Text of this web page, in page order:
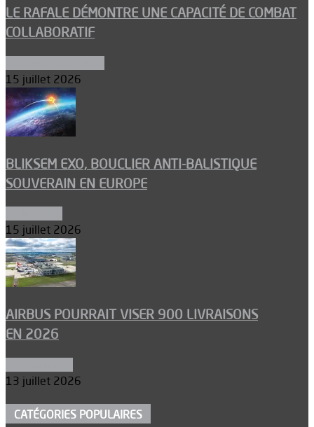
LE RAFALE DÉMONTRE UNE CAPACITÉ DE COMBAT
COLLABORATIF
15 juillet 2026
BLIKSEM EXO, BOUCLIER ANTI-BALISTIQUE
SOUVERAIN EN EUROPE
15 juillet 2026
AIRBUS POURRAIT VISER 900 LIVRAISONS
EN 2026
13 juillet 2026
CATÉGORIES POPULAIRES